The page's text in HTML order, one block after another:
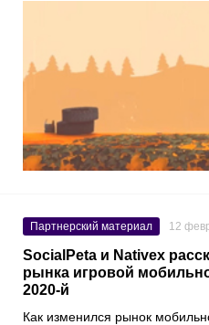
Партнерский материал 12
SocialPeta и Nativex
рынка игровой
2020-й
Как изменился рынок